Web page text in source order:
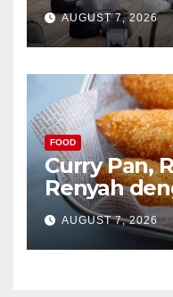
AUGUST 7, 2026
FOOD
Curry Pan,
Renyah
Menggoda
AUGUST 7, 2026